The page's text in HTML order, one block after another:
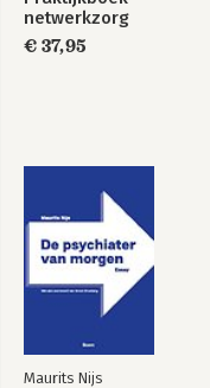
netwerkzorg
€ 37,95
Maurits Nijs